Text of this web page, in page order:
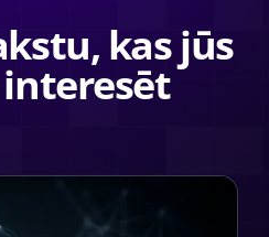
kas jūs